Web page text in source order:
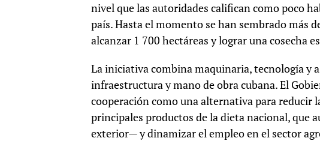
nivel que las autoridades califican como poco
país. Hasta el momento se han sembrado más
alcanzar 1 700 hectáreas y lograr una cosecha
La iniciativa combina maquinaria, tecnología y
infraestructura y mano de obra cubana. El
cooperación como una alternativa para reducir
principales productos de la dieta nacional, que
exterior— y dinamizar el empleo en el sector